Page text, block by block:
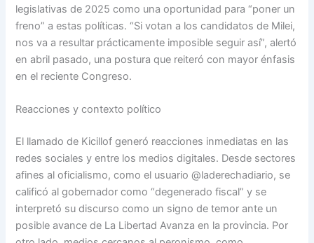
legislativas de 2025 como una oportunidad para “poner un
freno” a estas políticas. “Si votan a los candidatos de Milei,
nos va a resultar prácticamente imposible seguir así”, alertó
en abril pasado, una postura que reiteró con mayor énfasis
en el reciente Congreso.
Reacciones y contexto político
El llamado de Kicillof generó reacciones inmediatas en las
redes sociales y entre los medios digitales. Desde sectores
afines al oficialismo, como el usuario @laderechadiario, se
calificó al gobernador como “degenerado fiscal” y se
interpretó su discurso como un signo de temor ante un
posible avance de La Libertad Avanza en la provincia. Por